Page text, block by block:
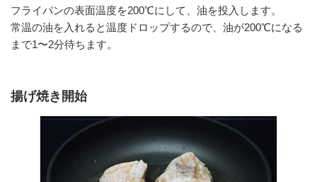
フライパンの表面温度を200℃にして、油を投入します。
常温の油を入れると温度ドロップするので、油が200℃になる
まで1〜2分待ちます。
揚げ焼き開始